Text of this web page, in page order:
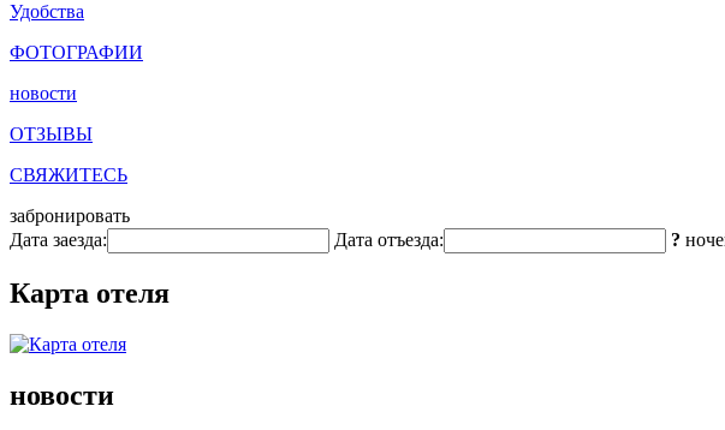
Удобства
ФОТОГРАФИИ
новости
ОТЗЫВЫ
СВЯЖИТЕСЬ
забронировать
Дата заезда:
Дата отъезда: ?
Карта отеля
новости